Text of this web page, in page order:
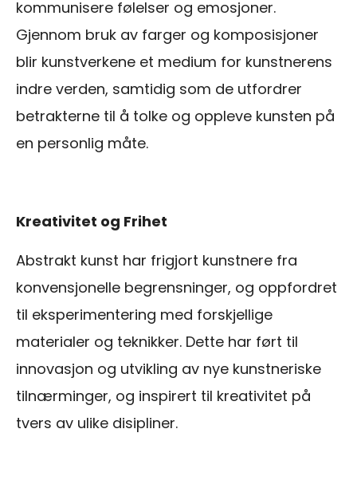
kommunisere følelser og emosjoner.
Gjennom bruk av farger og komposisjoner
blir kunstverkene et medium for kunstnerens
indre verden, samtidig som de utfordrer
betrakterne til å tolke og oppleve kunsten på
en personlig måte.
Kreativitet og Frihet
Abstrakt kunst har frigjort kunstnere fra
konvensjonelle begrensninger, og oppfordret
til eksperimentering med forskjellige
materialer og teknikker. Dette har ført til
innovasjon og utvikling av nye kunstneriske
tilnærminger, og inspirert til kreativitet på
tvers av ulike disipliner.